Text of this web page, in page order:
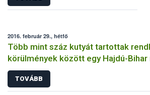
2016. február 29., hétfő
Több mint száz kutyát tartottak
körülmények között egy Hajdú-Bihar
tenyészetben
TOVÁBB